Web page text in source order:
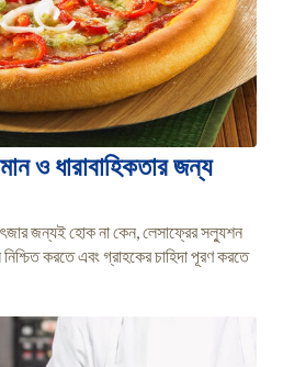
ও ধারাবাহিকতার জন্য
জন্যই হোক না কেন, লেসাফ্রের সল্যুশন
করতে এবং গ্রাহকের চাহিদা পূরণ করতে